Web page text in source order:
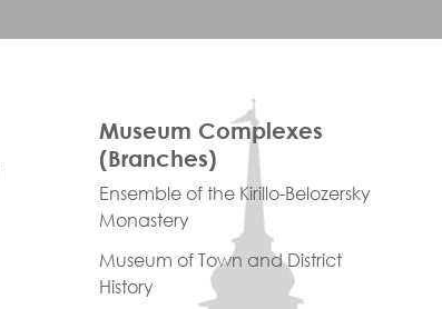
ПРАВОЕ
МЕНЮ
ФУТЕР
Museum Complexes
(Branches)
Ensemble of the Kirillo-Belozersky
Monastery
Museum of Town and District
History